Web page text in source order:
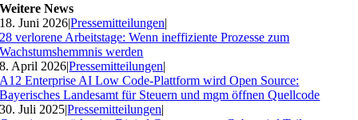
Weitere News
18. Juni 2026|Pressemitteilungen|
28 verlorene Arbeitstage: Wenn ineffiziente Prozesse zum
Wachstumshemmnis werden
8. April 2026|Pressemitteilungen|
A12 Enterprise AI Low Code-Plattform wird Open Source:
Bayerisches Landesamt für Steuern und mgm öffnen Quellcode
30. Juli 2025|Pressemitteilungen|